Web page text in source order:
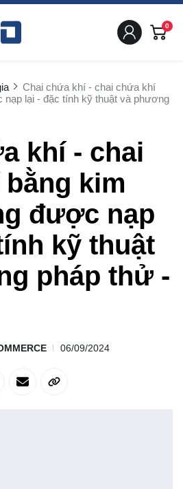
0
Chai chứa khí - chai chứa khí
nạp lại - đặc tính kỹ thuật và phương
khí - chai
kim
được nạp
kỹ thuật
pháp thử -
06/09/2024